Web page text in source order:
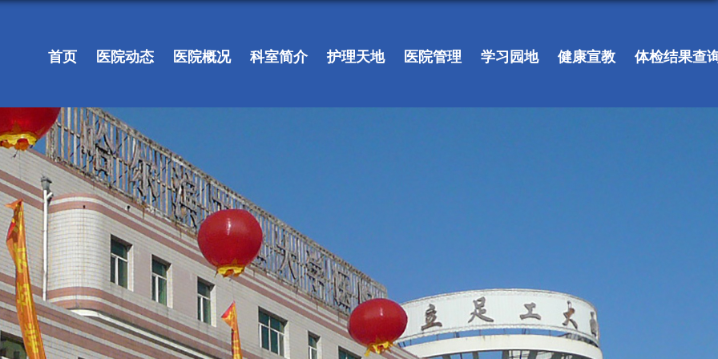
首页 医院动态 医院概况 科室简介 护理天地 医院管理 学习园地 健康宣教 体检结果查